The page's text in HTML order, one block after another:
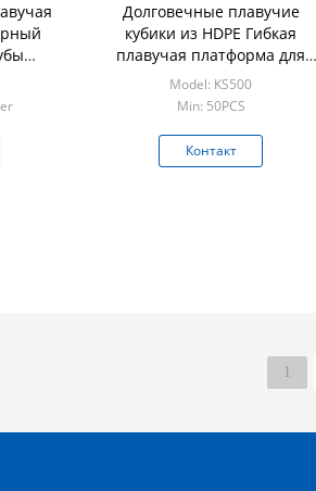
Долговечные плавучие
кубики из HDPE Гибкая
плавучая платформа для
водного дока Понтон для яхт
и реактивных лыж
Model: KS500
Min: 50PCS
Контакт
1